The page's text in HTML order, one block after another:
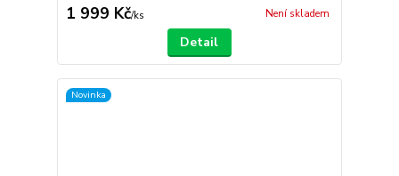
1 999 Kč/ks Není skladem
Detail
Novinka